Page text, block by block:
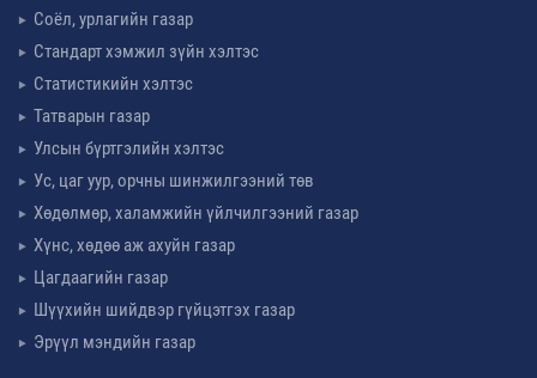
Соёл, урлагийн газар
Стандарт хэмжил зүйн хэлтэс
Статистикийн хэлтэс
Татварын газар
Улсын бүртгэлийн хэлтэс
Ус, цаг уур, орчны шинжилгээний төв
Хөдөлмөр, халамжийн үйлчилгээний газар
Хүнс, хөдөө аж ахуйн газар
Цагдаагийн газар
Шүүхийн шийдвэр гүйцэтгэх газар
Эрүүл мэндийн газар